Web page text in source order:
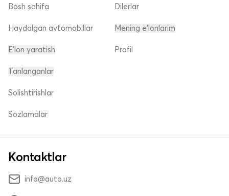
Bosh sahifa
Haydalgan avtomobillar
E'lon yaratish
Dilerlar
Mening e'lonlarim
Profil
Tanlanganlar
Solishtirishlar
Sozlamalar
Kontaktlar
info@auto.uz